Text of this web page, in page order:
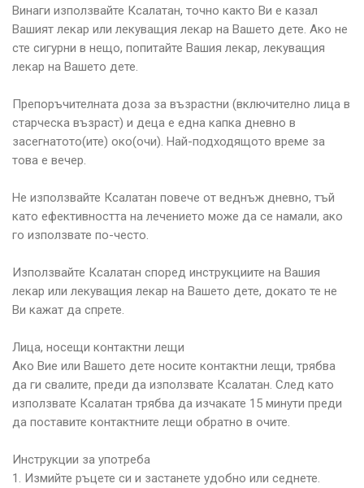
Винаги използвайте Ксалатан, точно както Ви е казал
Вашият лекар или лекуващия лекар на Вашето дете. Ако не
сте сигурни в нещо, попитайте Вашия лекар, лекуващия
лекар на Вашето дете.
Препоръчителната доза за възрастни (включително лица в
старческа възраст) и деца е една капка дневно в
засегнатото(ите) око(очи). Най-подходящото време за
това е вечер.
Не използвайте Ксалатан повече от веднъж дневно, тъй
като ефективността на лечението може да се намали, ако
го използвате по-често.
Използвайте Ксалатан според инструкциите на Вашия
лекар или лекуващия лекар на Вашето дете, докато те не
Ви кажат да спрете.
Лица, носещи контактни лещи
Ако Вие или Вашето дете носите контактни лещи, трябва
да ги свалите, преди да използвате Ксалатан. След като
използвате Ксалатан трябва да изчакате 15 минути преди
да поставите контактните лещи обратно в очите.
Инструкции за употреба
1. Измийте ръцете си и застанете удобно или седнете.